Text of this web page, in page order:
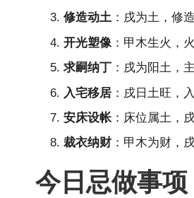
修造动土 ：戌为土，修
开光塑像 ：甲木生火，
求嗣纳丁 ：戌为阳土，
入宅移居 ：戌日土旺，
安床设帐：床位属土，
裁衣纳财 ：甲木为财，
今日忌做事项